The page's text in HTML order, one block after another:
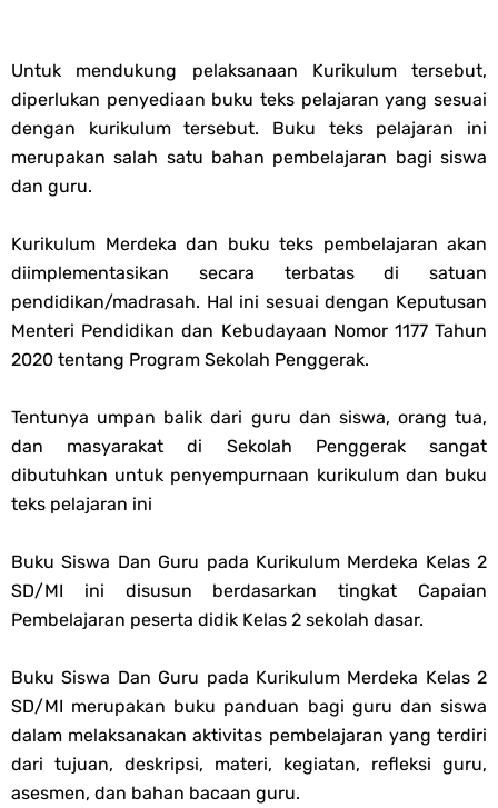
Jawaban Tugas Mandiri Dan Tugas Refleksi Modul Pedagogik Akidah
Akhlak PPG 2025
Jawaban Tugas Mandiri Dan Tugas Refleksi Modul Pedagogik Al-
Qur'an Hadis PPG 2025
Soal OMI Geografi Terintegrasi Jenjang MA
Soal OMI Ekonomi Terintegrasi Jenjang MA
Soal OMI KIMIA Terintegrasi Jenjang MA
Soal OMI Fisika Terintegrasi Jenjang MA
Unduh Buku Teks Utama (BTU) Al-Qur'an Hadis Semua Jenjang
Tahun 2026
Thursday, 6 August
Untuk mendukung pelaksanaan Kurikulum tersebut,
diperlukan penyediaan buku teks pelajaran yang sesuai
dengan kurikulum tersebut. Buku teks pelajaran ini
merupakan salah satu bahan pembelajaran bagi siswa
dan guru.
Kurikulum Merdeka dan buku teks pembelajaran akan
diimplementasikan secara terbatas di satuan
pendidikan/madrasah. Hal ini sesuai dengan Keputusan
Menteri Pendidikan dan Kebudayaan Nomor 1177 Tahun
2020 tentang Program Sekolah Penggerak.
Tentunya umpan balik dari guru dan siswa, orang tua,
dan masyarakat di Sekolah Penggerak sangat
dibutuhkan untuk penyempurnaan kurikulum dan buku
teks pelajaran ini
Buku Siswa Dan Guru pada Kurikulum Merdeka Kelas 2
SD/MI ini disusun berdasarkan tingkat Capaian
Pembelajaran peserta didik Kelas 2 sekolah dasar.
Buku Siswa Dan Guru pada Kurikulum Merdeka Kelas 2
SD/MI merupakan buku panduan bagi guru dan siswa
dalam melaksanakan aktivitas pembelajaran yang terdiri
dari tujuan, deskripsi, materi, kegiatan, refleksi guru,
asesmen, dan bahan bacaan guru.